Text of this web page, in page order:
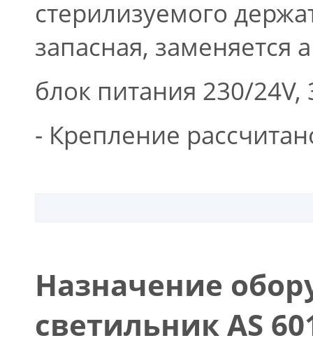
стерилизуемого
запасная, заменяется
блок питания 230/24V,
- Крепление
Назначение
светильник AS